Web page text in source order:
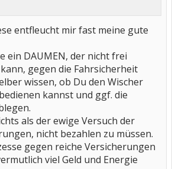
entfleucht mir fast meine gute
ein DAUMEN, der nicht frei
gegen die Fahrsicherheit
wissen, ob Du den Wischer
kannst und ggf. die
als der ewige Versuch der
nicht bezahlen zu müssen.
gegen reiche Versicherungen
viel Geld und Energie